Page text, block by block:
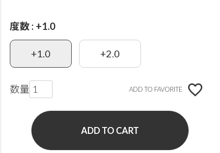
度数 +1.0
+1.0 +2.0
ADD TO FAVORITE
ADD TO CART